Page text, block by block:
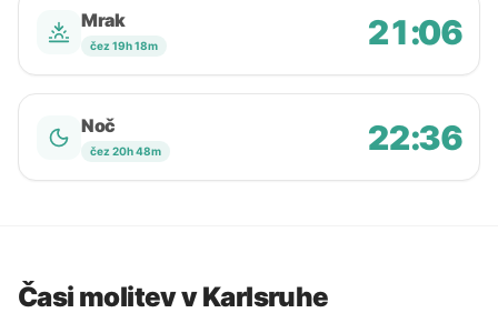
Mrak
čez 19h 18m 21:06
Noč
čez 20h 48m 22:36
Časi molitev v Karlsruhe